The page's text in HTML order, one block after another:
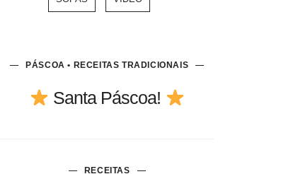
PÁSCOA • RECEITAS TRADICIONAIS
Santa Páscoa!
RECEITAS